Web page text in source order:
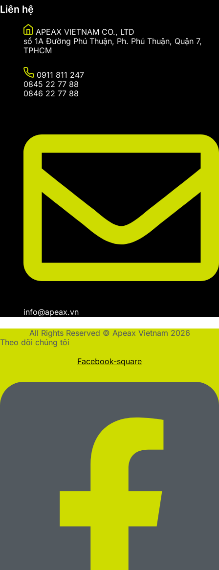
Liên hệ
APEAX VIETNAM CO., LTD
số 1A Đường Phú Thuận, Ph. Phú Thuận, Quận 7,
TPHCM
0911 811 247
0845 22 77 88
0846 22 77 88
info@apeax.vn
All Rights Reserved © Apeax Vietnam 2026
Theo dõi chúng tôi
Facebook-square